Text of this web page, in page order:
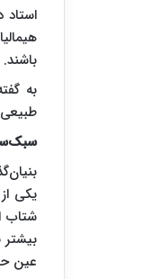
باشند.
به
یکی
شتاب
بیشتر
عین